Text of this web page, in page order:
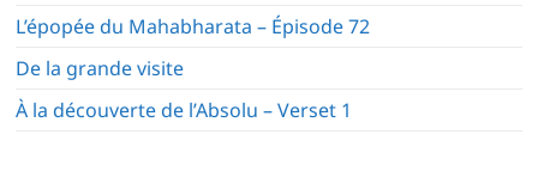
L’épopée du Mahabharata – Épisode 72
De la grande visite
À la découverte de l’Absolu – Verset 1